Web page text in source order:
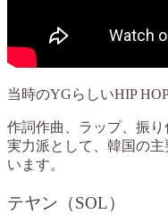
当時のYGらしいHIP
作詞作曲、ラップ、振
実力派として、韓国の
います。
テヤン（SOL）